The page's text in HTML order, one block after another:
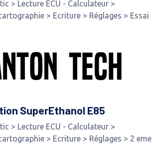
> Lecture ECU - Calculateur >
> Ecriture > Réglages > Essai
SuperEthanol E85
> Lecture ECU - Calculateur >
> Ecriture > Réglages > 2 eme